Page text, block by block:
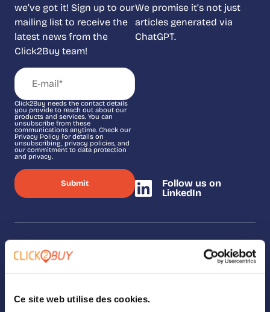
Ce site web utilise des cookies.
we’ve got it! Sign up to our
mailing list to receive the
latest news from the
Click2Buy team!
Click2Buy needs the contact details
you provide to reach out about our
products and services. You can
unsubscribe from these
communications anytime. Check our
Privacy Policy for details on
unsubscribing, privacy policies, and
our commitment to data protection
and privacy.
We promise it’s not just
articles generated via
ChatGPT.
Follow us on
LinkedIn
SOLUTIONS